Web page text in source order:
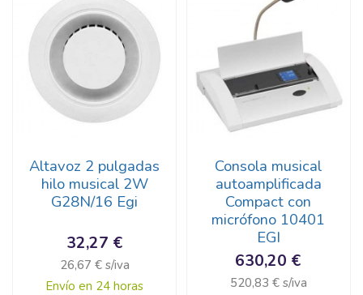
Altavoz 2 pulgadas
hilo musical 2W
G28N/16 Egi
32,27 €
26,67 € s/iva
Envío en 24 horas
Consola musical
autoamplificada
Compact con
micrófono 10401
EGI
630,20 €
520,83 € s/iva